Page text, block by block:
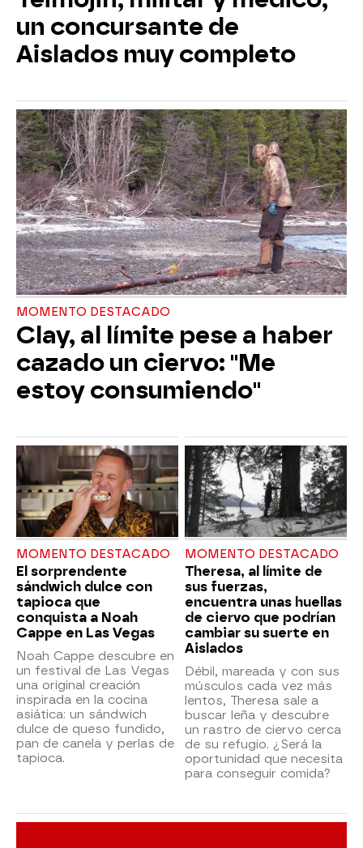
un concursante de
Aislados muy completo
MOMENTO DESTACADO
Clay, al límite pese a haber
cazado un ciervo: "Me
estoy consumiendo"
MOMENTO DESTACADO
El sorprendente
sándwich dulce con
tapioca que
conquista a Noah
Cappe en Las Vegas
Noah Cappe descubre en
un festival de Las Vegas
una original creación
inspirada en la cocina
asiática: un sándwich
dulce de queso fundido,
pan de canela y perlas de
tapioca.
MOMENTO DESTACADO
Theresa, al límite de
sus fuerzas,
encuentra unas huellas
de ciervo que podrían
cambiar su suerte en
Aislados
Débil, mareada y con sus
músculos cada vez más
lentos, Theresa sale a
buscar leña y descubre
un rastro de ciervo cerca
de su refugio. ¿Será la
oportunidad que necesita
para conseguir comida?